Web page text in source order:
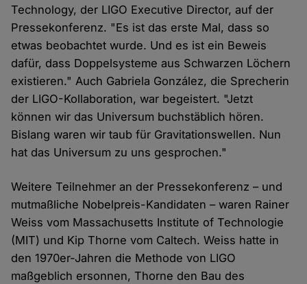
Technology, der LIGO Executive Director, auf der
Pressekonferenz. "Es ist das erste Mal, dass so
etwas beobachtet wurde. Und es ist ein Beweis
dafür, dass Doppelsysteme aus Schwarzen Löchern
existieren." Auch Gabriela González, die Sprecherin
der LIGO-Kollaboration, war begeistert. "Jetzt
können wir das Universum buchstäblich hören.
Bislang waren wir taub für Gravitationswellen. Nun
hat das Universum zu uns gesprochen."
Weitere Teilnehmer an der Pressekonferenz – und
mutmaßliche Nobelpreis-Kandidaten – waren Rainer
Weiss vom Massachusetts Institute of Technologie
(MIT) und Kip Thorne vom Caltech. Weiss hatte in
den 1970er-Jahren die Methode von LIGO
maßgeblich ersonnen, Thorne den Bau des